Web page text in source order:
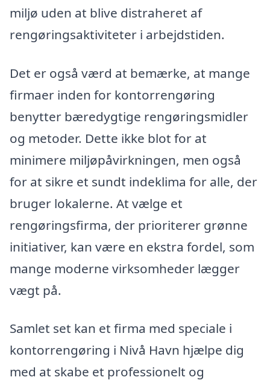
miljø uden at blive distraheret af
rengøringsaktiviteter i arbejdstiden.
Det er også værd at bemærke, at mange
firmaer inden for kontorrengøring
benytter bæredygtige rengøringsmidler
og metoder. Dette ikke blot for at
minimere miljøpåvirkningen, men også
for at sikre et sundt indeklima for alle, der
bruger lokalerne. At vælge et
rengøringsfirma, der prioriterer grønne
initiativer, kan være en ekstra fordel, som
mange moderne virksomheder lægger
vægt på.
Samlet set kan et firma med speciale i
kontorrengøring i Nivå Havn hjælpe dig
med at skabe et professionelt og